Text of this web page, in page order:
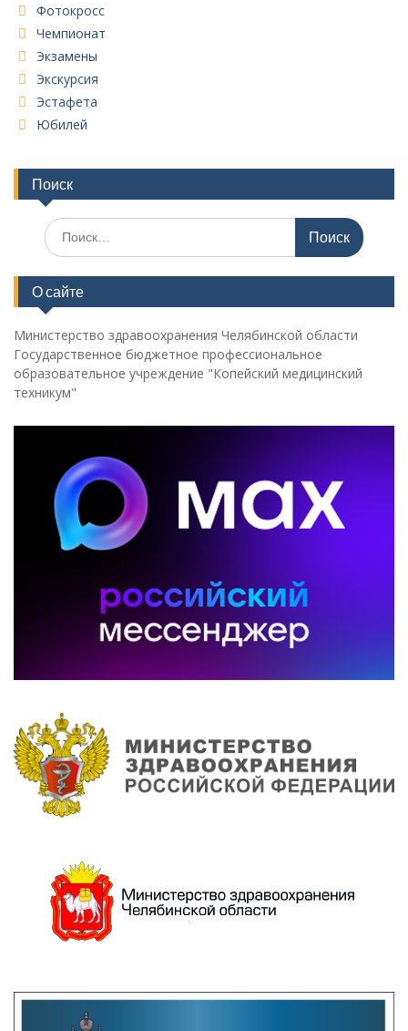
Фотокросс
Чемпионат
Экзамены
Экскурсия
Эстафета
Юбилей
Поиск
Поиск
по:
О сайте
Министерство здравоохранения Челябинской области
Государственное бюджетное профессиональное
образовательное учреждение "Копейский медицинский
техникум"